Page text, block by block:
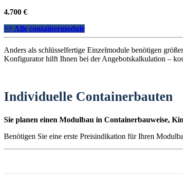
4.700 €
>> Alle containermodule
Anders als schlüsselfertige Einzelmodule benötigen
Konfigurator hilft Ihnen bei der Angebotskalkulation –
Individuelle Containerbauten
Sie planen einen Modulbau in Containerbauweise,
Benötigen Sie eine erste Preisindikation für Ihren